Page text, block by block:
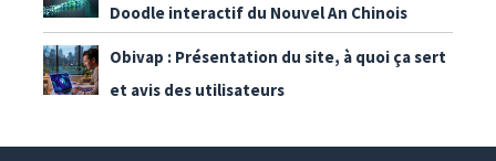
Doodle interactif du Nouvel An Chinois
Obivap : Présentation du site, à quoi ça sert
et avis des utilisateurs